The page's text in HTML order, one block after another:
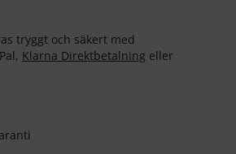
tryggt och säkert med
Klarna Direktbetalning eller